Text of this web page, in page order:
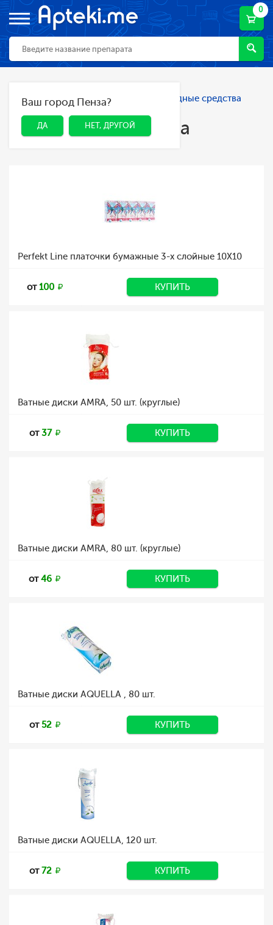
0
ДА НЕТ, ДРУГОЙ
Ваш город Пенза?
ДА НЕТ, ДРУГОЙ
Главная Каталог Гигиена
Расходные средства
гигиены
Расходные средства
гигиены
Perfekt Line платочки бумажные 3-х слойные 10Х10
от100 КУПИТЬ
Ватные диски AMRA, 50 шт. (круглые)
от37 КУПИТЬ
Ватные диски AMRA, 80 шт. (круглые)
от46 КУПИТЬ
Ватные диски AQUELLA , 80 шт.
от52 КУПИТЬ
Ватные диски AQUELLA, 120 шт.
от72 КУПИТЬ